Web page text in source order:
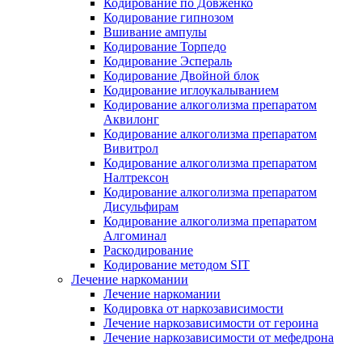
Кодирование по Довженко
Кодирование гипнозом
Вшивание ампулы
Кодирование Торпедо
Кодирование Эспераль
Кодирование Двойной блок
Кодирование иглоукалыванием
Кодирование алкоголизма препаратом
Аквилонг
Кодирование алкоголизма препаратом
Вивитрол
Кодирование алкоголизма препаратом
Налтрексон
Кодирование алкоголизма препаратом
Дисульфирам
Кодирование алкоголизма препаратом
Алгоминал
Раскодирование
Кодирование методом SIT
Лечение наркомании
Лечение наркомании
Кодировка от наркозависимости
Лечение наркозависимости от героина
Лечение наркозависимости от мефедрона